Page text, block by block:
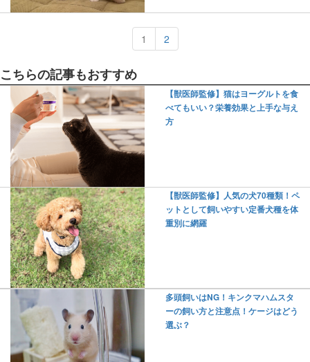
1 2
こちらの記事もおすすめ
【獣医師監修】猫はヨーグルトを食
べてもいい？栄養効果と上手な与え
方
【獣医師監修】人気の犬70種類！ペ
ットとして飼いやすい定番犬種を体
重別に網羅
多頭飼いはNG！キンクマハムスタ
ーの飼い方と注意点！ケージはどう
選ぶ？